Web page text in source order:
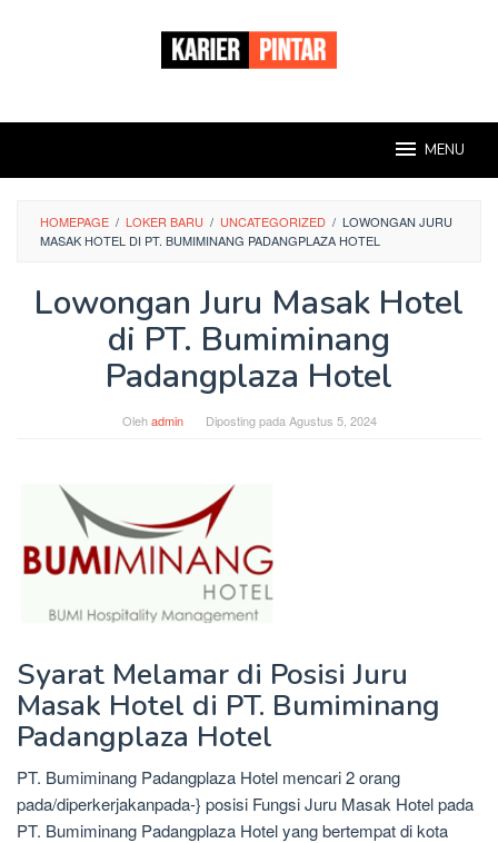
MENU
HOMEPAGE / LOKER BARU / UNCATEGORIZED / LOWONGAN JURU
MASAK HOTEL DI PT. BUMIMINANG PADANGPLAZA HOTEL
Lowongan Juru Masak Hotel
di PT. Bumiminang
Padangplaza Hotel
Olehadmin Diposting pada Agustus 5, 2024
Syarat Melamar di Posisi Juru
Masak Hotel di PT. Bumiminang
Padangplaza Hotel
PT. Bumiminang Padangplaza Hotel mencari 2 orang
pada/diperkerjakanpada-} posisi Fungsi Juru Masak Hotel pada
PT. Bumiminang Padangplaza Hotel yang bertempat di kota